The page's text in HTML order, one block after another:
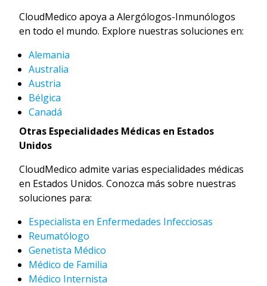
CloudMedico apoya a Alergólogos-Inmunólogos
en todo el mundo. Explore nuestras soluciones en:
Alemania
Australia
Austria
Bélgica
Canadá
Otras Especialidades Médicas en Estados
Unidos
CloudMedico admite varias especialidades médicas
en Estados Unidos. Conozca más sobre nuestras
soluciones para:
Especialista en Enfermedades Infecciosas
Reumatólogo
Genetista Médico
Médico de Familia
Médico Internista